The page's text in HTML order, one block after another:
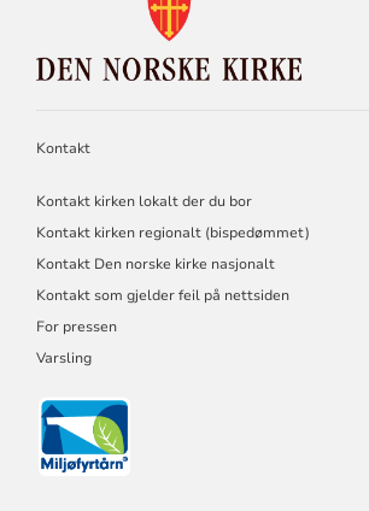
NORSKE
KIRKE
Kontakt
Kontakt kirken lokalt der du bor
Kontakt kirken regionalt (bispedømmet)
Kontakt Den norske kirke nasjonalt
Kontakt som gjelder feil på nettsiden
For pressen
Varsling